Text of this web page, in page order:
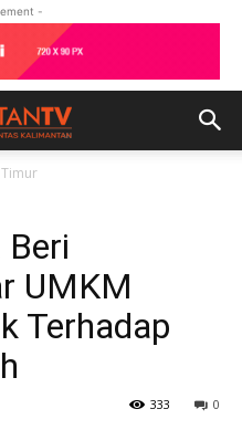
-
UMKM
Terhadap
0
333